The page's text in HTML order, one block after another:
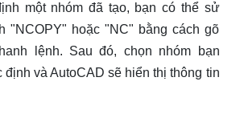
một nhóm đã tạo, bạn có thể sử
"NCOPY" hoặc "NC" bằng cách gõ
lệnh. Sau đó, chọn nhóm bạn
định và AutoCAD sẽ hiển thị thông tin